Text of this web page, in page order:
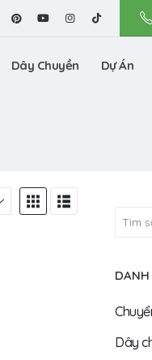
Dây Chuyền Dự Án
DANH
Dây